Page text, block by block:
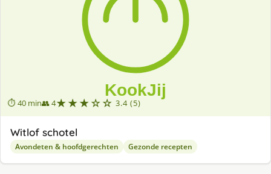
⏱ 40 min👥 4★★★☆☆ 3.4 (5)
Witlof schotel
Avondeten & hoofdgerechten Gezonde recepten